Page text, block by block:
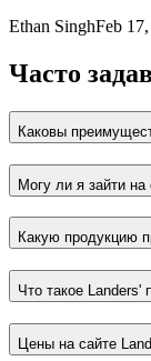
Ethan SinghFeb
Часто
Каковы
Могу ли я зайти на
Какую продукцию
Что такое Landers'
Цены на сайте